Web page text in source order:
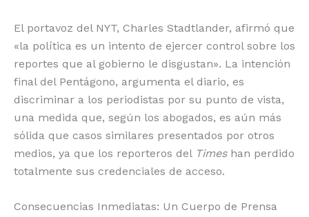
El portavoz del NYT, Charles Stadtlander, afirmó que
«la política es un intento de ejercer control sobre los
reportes que al gobierno le disgustan». La intención
final del Pentágono, argumenta el diario, es
discriminar a los periodistas por su punto de vista,
una medida que, según los abogados, es aún más
sólida que casos similares presentados por otros
medios, ya que los reporteros del Timeshan perdido
totalmente sus credenciales de acceso.
Consecuencias Inmediatas: Un Cuerpo de Prensa